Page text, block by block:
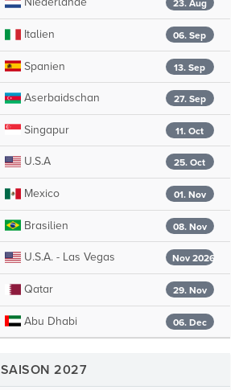
23. Aug
06. Sep
Italien
13. Sep
Spanien
27. Sep
Aserbaidschan
11. Oct
Singapur
25. Oct
U.S.A
01. Nov
Mexico
08. Nov
Brasilien
Nov 2026
U.S.A. - Las Vegas
29. Nov
Qatar
06. Dec
Abu Dhabi
SAISON 2027